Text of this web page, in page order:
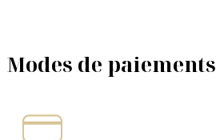
Modes de paiements